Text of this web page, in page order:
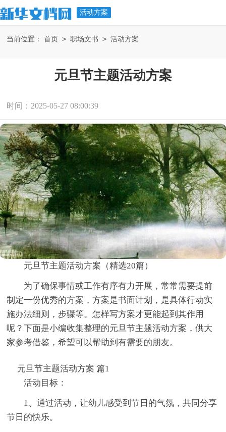
活动方案
当前位置： 首页 > 职场文书 > 活动方案
元旦节主题活动方案
时间：2025-05-27 08:00:39
元旦节主题活动方案（精选20篇）
为了确保事情或工作有序有力开展，常常需要提前
制定一份优秀的方案，方案是书面计划，是具体行动实
施办法细则，步骤等。怎样写方案才更能起到其作用
呢？下面是小编收集整理的元旦节主题活动方案，供大
家参考借鉴，希望可以帮助到有需要的朋友。
元旦节主题活动方案 篇1
活动目标：
1、通过活动，让幼儿感受到节日的气氛，共同分享
节日的快乐。